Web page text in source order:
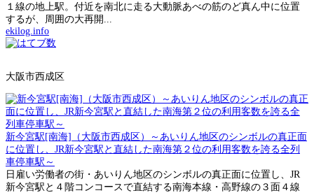
１線の地上駅。付近を南北に走る大動脈あべの筋のど真ん中に位置
するが、周囲の大再開...
ekilog.info
大阪市西成区
新今宮駅[南海]（大阪市西成区）～あいりん地区のシンボルの真正面
に位置し、JR新今宮駅と直結した南海第２位の利用客数を誇る全列
車停車駅～
日雇い労働者の街・あいりん地区のシンボルの真正面に位置し、JR
新今宮駅と４階コンコースで直結する南海本線・高野線の３面４線